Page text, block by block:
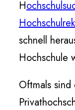
H
schnell
Hochschule
Oftmals